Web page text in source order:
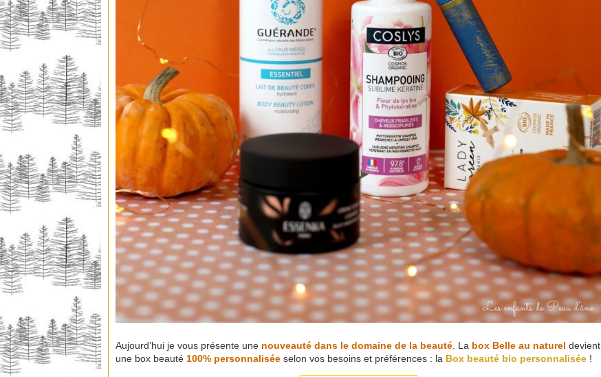
Aujourd’hui je vous présente une nouveauté dans le domaine de la beauté . La box Belle au naturel devient
une box beauté 100% personnalisée selon vos besoins et préférences : la Box beauté bio personnalisée !